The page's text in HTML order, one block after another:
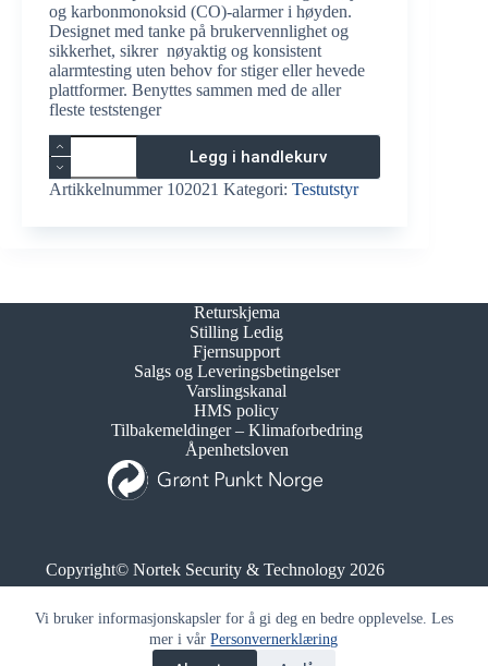
Vi bruker informasjonskapsler for å gi deg en bedre opplevelse. Les
mer i vårPersonvernerklæring
og karbonmonoksid (CO)-alarmer i høyden.
Designet med tanke på brukervennlighet og
sikkerhet, sikrer nøyaktig og konsistent
alarmtesting uten behov for stiger eller hevede
plattformer. Benyttes sammen med de aller
fleste teststenger
Detektortester
Aerosol
antall
Legg i handlekurv
Artikkelnummer 102021 Kategori: Testutstyr
Returskjema
Stilling Ledig
Fjernsupport
Salgs og Leveringsbetingelser
Varslingskanal
HMS policy
Tilbakemeldinger – Klimaforbedring
Åpenhetsloven
Copyright© Nortek Security & Technology 2026